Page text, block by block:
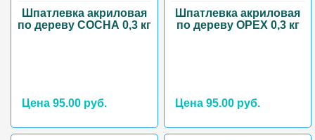
Шпатлевка акриловая
по дереву СОСНА 0,3 кг
Цена 95.00 руб.
Шпатлевка акриловая
по дереву ОРЕХ 0,3 кг
Цена 95.00 руб.